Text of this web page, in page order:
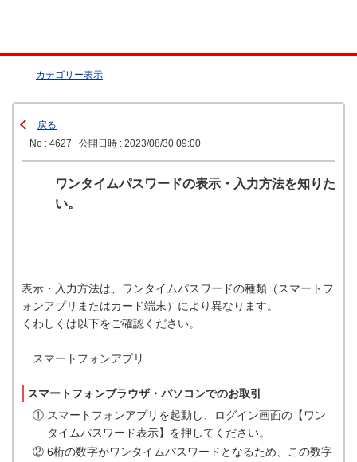
カテゴリー表示
戻る
No : 4627
公開日時 : 2023/08/30 09:00
ワンタイムパスワードの表示・入力方法を知りた
い。
表示・入力方法は、ワンタイムパスワードの種類（スマートフ
ォンアプリまたはカード端末）により異なります。
くわしくは以下をご確認ください。
スマートフォンアプリ
スマートフォンブラウザ・パソコンでのお取引
① スマートフォンアプリを起動し、ログイン画面の【ワン
タイムパスワード表示】を押してください。
② 6桁の数字がワンタイムパスワードとなるため、この数字